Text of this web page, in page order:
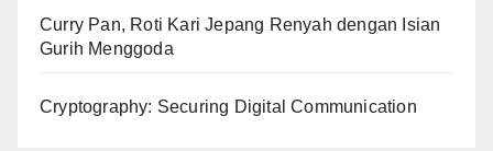
Curry Pan, Roti Kari Jepang Renyah dengan Isian
Gurih Menggoda
Cryptography: Securing Digital Communication